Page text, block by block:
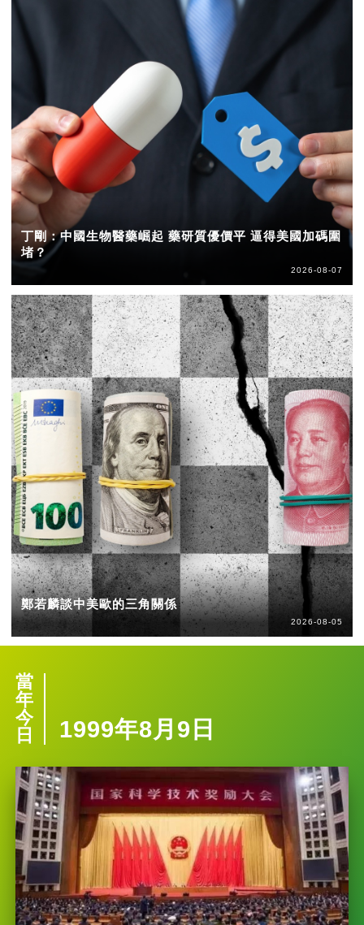
丁剛：中國生物醫藥崛起 藥研質優價平 逼得美國加碼圍
堵？
2026-08-07
鄭若麟談中美歐的三角關係
2026-08-05
當
年
今
日
1999年8月9日